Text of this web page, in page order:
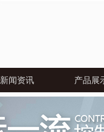
新闻资讯 产品展